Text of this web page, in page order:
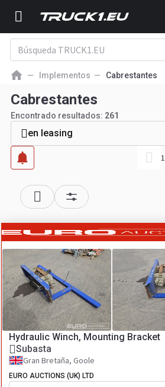
Implementos Cabrestantes
Cabrestantes
Encontrado resultados: 261
en leasing
1
Hydraulic Winch, Mounting Bracket
Subasta
Gran Bretaña, Goole
EURO AUCTIONS (UK) LTD